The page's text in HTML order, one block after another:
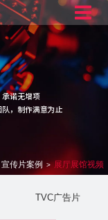
诺无增项
，制作满意为止
宣传片案例 >展厅展馆视频
TVC广告片